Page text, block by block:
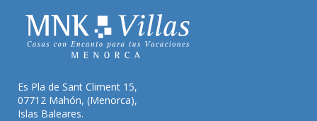
Es Pla de Sant Climent 15,
07712 Mahón, (Menorca),
Islas Baleares.